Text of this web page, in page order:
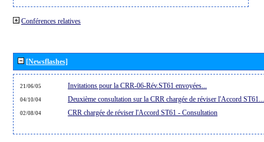
Conférences relatives
[Newsflashes]
21/06/05 Invitations pour la CRR-06-Rév.ST61 envoyées...
04/10/04 Deuxième consultation sur la CRR chargée de réviser l'Accord ST61...
02/08/04 CRR chargée de réviser l'Accord ST61 - Consultation